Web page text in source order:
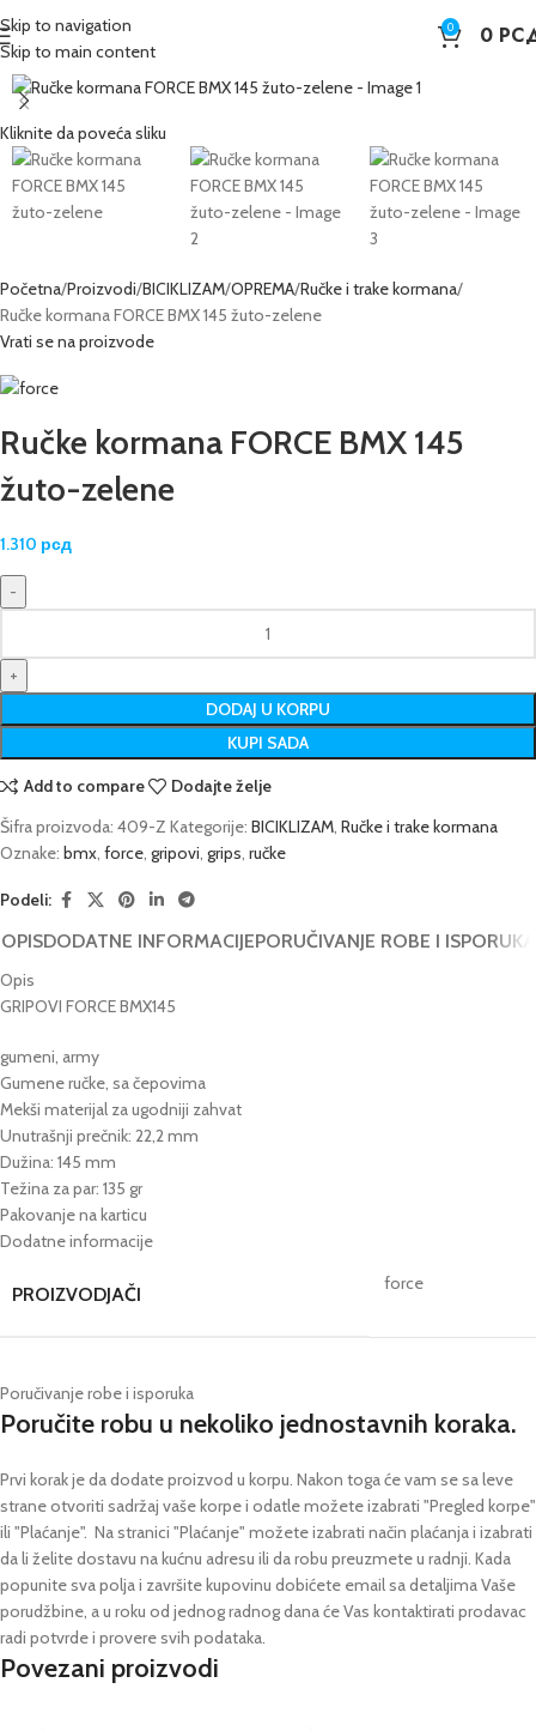
Skip to navigation
Skip to main content
0 0
Kliknite da poveća sliku
Početna Proizvodi BICIKLIZAM OPREMA Ručke i trake kormana
Ručke kormana FORCE BMX 145 žuto-zelene
Vrati se na proizvode
Ručke kormana FORCE BMX 145
žuto-zelene
1.310 рсд
DODAJ U KORPU
KUPI SADA
Add to compare
Dodajte želje
Šifra proizvoda: 409-Z Kategorije: BICIKLIZAM, Ručke i trake kormana
Oznake: bmx, force, gripovi, grips, ručke
Podeli:
OPISDODATNE INFORMACIJEPORUČIVANJE ROBE I ISPORUKA
Opis
GRIPOVI FORCE BMX145
gumeni, army
Gumene ručke, sa čepovima
Mekši materijal za ugodniji zahvat
Unutrašnji prečnik: 22,2 mm
Dužina: 145 mm
Težina za par: 135 gr
Pakovanje na karticu
Dodatne informacije
PROIZVODJAČI force
Poručivanje robe i isporuka
Poručite robu u nekoliko jednostavnih koraka.
Prvi korak je da dodate proizvod u korpu. Nakon toga će vam se sa leve
strane otvoriti sadržaj vaše korpe i odatle možete izabrati "Pregled korpe"
ili "Plaćanje". Na stranici "Plaćanje" možete izabrati način plaćanja i izabrati
da li želite dostavu na kućnu adresu ili da robu preuzmete u radnji. Kada
popunite sva polja i završite kupovinu dobićete email sa detaljima Vaše
porudžbine, a u roku od jednog radnog dana će Vas kontaktirati prodavac
radi potvrde i provere svih podataka.
Povezani proizvodi